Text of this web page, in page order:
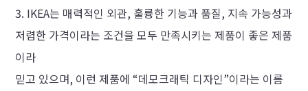
IKEA는 매력적인 외관, 훌륭한 기능과 품질, 지속 가능성과
저렴한 가격이라는 조건을 모두 만족시키는 제품이 좋은 제품
이라
믿고 있으며, 이런 제품에 “데모크래틱 디자인”이라는 이름